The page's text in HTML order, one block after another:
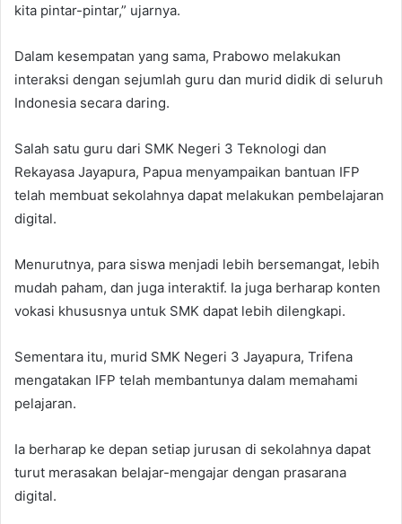
kita pintar-pintar,” ujarnya.
Dalam kesempatan yang sama, Prabowo melakukan
interaksi dengan sejumlah guru dan murid didik di seluruh
Indonesia secara daring.
Salah satu guru dari SMK Negeri 3 Teknologi dan
Rekayasa Jayapura, Papua menyampaikan bantuan IFP
telah membuat sekolahnya dapat melakukan pembelajaran
digital.
Menurutnya, para siswa menjadi lebih bersemangat, lebih
mudah paham, dan juga interaktif. Ia juga berharap konten
vokasi khususnya untuk SMK dapat lebih dilengkapi.
Sementara itu, murid SMK Negeri 3 Jayapura, Trifena
mengatakan IFP telah membantunya dalam memahami
pelajaran.
Ia berharap ke depan setiap jurusan di sekolahnya dapat
turut merasakan belajar-mengajar dengan prasarana
digital.